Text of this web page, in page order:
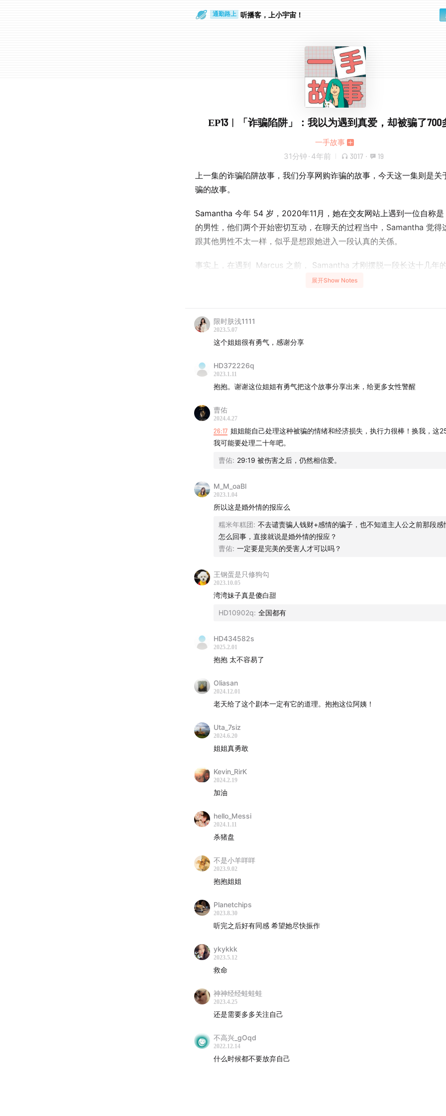
通勤路上 听播客，上小宇宙！
EP13︱「诈骗陷阱」：我以为遇到真爱，却被骗了700
一手故事
31分钟 · 4年前 3017 · 19
上一集的诈骗陷阱故事，我们分享网购诈骗的故事，今天这一集则是关
骗的故事。
Samantha 今年 54 岁，2020年11月，她在交友网站上遇到一位自称
的男性，他们两个开始密切互动，在聊天的过程当中，Samantha 觉得
跟其他男性不太一样，似乎是想跟她进入一段认真的关係。
事实上，在遇到 Marcus 之前， Samantha 才刚摆脱一段长达十几年
情，她一度以为自己总算遇到一段正常关係，以及可能跟她共度馀生的
本来两人说好见面，但在见面之前，对方却突然跟 Samantha 说，自己
一个日本的电信大案子，必须立刻前往日本，接下来没多久，对方也开
设备与涨价等理由与 Samantha 借钱，前前后后一共十次，换算成台币
Samantha 起初选择信任对方，是因为她以为自己总算找到一个可以一
谷底，她不敢跟跟家人、朋友说，一方面是因为她觉得这是很羞辱一件
文字版全文）
这一集节目是一手故事第一季的最后一集。
一手故事的製作团队正积极筹备第二季的节目，我们会尽快跟大家分享
普通人视角出发的好故事，也欢迎你随时关注我们的官方社群，跟我们
一手故事的看法，同时可以获得第二季节目内容的动态。
■ 製作团队
企划、採访、製作：陈莉雅
监製：叶家瑜
助理製作：陈宥菘
■ BGM
Circle of Life - Letra / Artlist
Presence - Aija Alsina / Artlist
After Grief - Ian Post / Artlist
Regrets - 8opus / Artlist
We Found Each Other - Birraj / Artlist
一手故事已经开启「小额贊助」的功能，欢迎你用不同金额支持我们继
目。我们将会持续纪录普通人的行动与日常生活，为这个变动的时代写
人视角出发的历史。我们会持续尝试用更好的方式，讲述大家的故事。
收听和支持。
open.firstory.me
■ 关注我们
Instagram
Facebook
Twitter
展开Show Notes
限时肤浅1111
2023.5.07
这个姐姐很有勇气，感谢分享
HD372226q
2023.1.11
抱抱。谢谢这位姐姐有勇气把这个故事分享出来，给更多女性警醒
曹佑
2024.4.27
26:17 姐姐能自己处理这种被骗的情绪和经济损失，执行力很棒！换我，这
我可能要处理二十年吧。
曹佑: 29:19 被伤害之后，仍然相信爱。
M_M_oaBl
2023.1.04
所以这是婚外情的报应么
糯米年糕团: 不去谴责骗人钱财+感情的骗子，也不知道主人公之前那段感
怎么回事，直接就说是婚外情的报应？
曹佑: 一定要是完美的受害人才可以吗？
王钢蛋是只修狗勾
2023.10.05
湾湾妹子真是傻白甜
HD10902q: 全国都有
HD434582s
2025.2.01
抱抱 太不容易了
Oliasan
2024.12.01
老天给了这个剧本一定有它的道理。抱抱这位阿姨！
Uta_7siz
2024.6.20
姐姐真勇敢
Kevin_RirK
2024.2.19
加油
hello_Messi
2024.1.11
杀猪盘
不是小羊咩咩
2023.9.02
抱抱姐姐
Planetchips
2023.8.30
听完之后好有同感 希望她尽快振作
ykykkk
2023.5.12
救命
神神经经蛙蛙蛙
2023.4.25
还是需要多多关注自己
不高兴_gOqd
2022.12.14
什么时候都不要放弃自己